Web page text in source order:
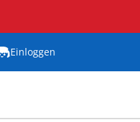
Einloggen